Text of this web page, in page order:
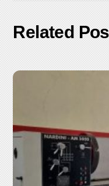
Related